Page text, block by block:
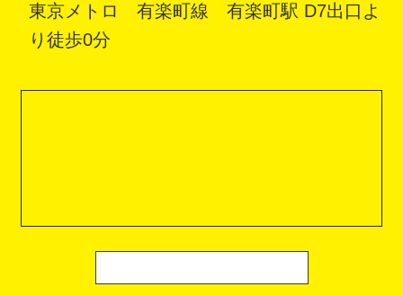
東京メトロ 有楽町線 有楽町駅 D7出口よ
り徒歩0分